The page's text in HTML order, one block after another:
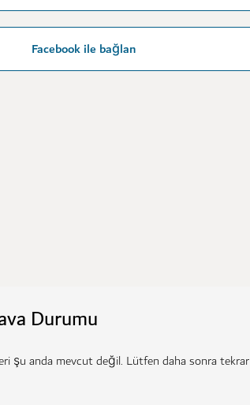
Facebook ile bağlan
Durumu
şu anda mevcut değil. Lütfen daha sonra tekrar